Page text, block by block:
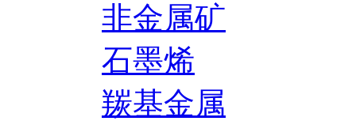
非金属矿
石墨烯
羰基金属